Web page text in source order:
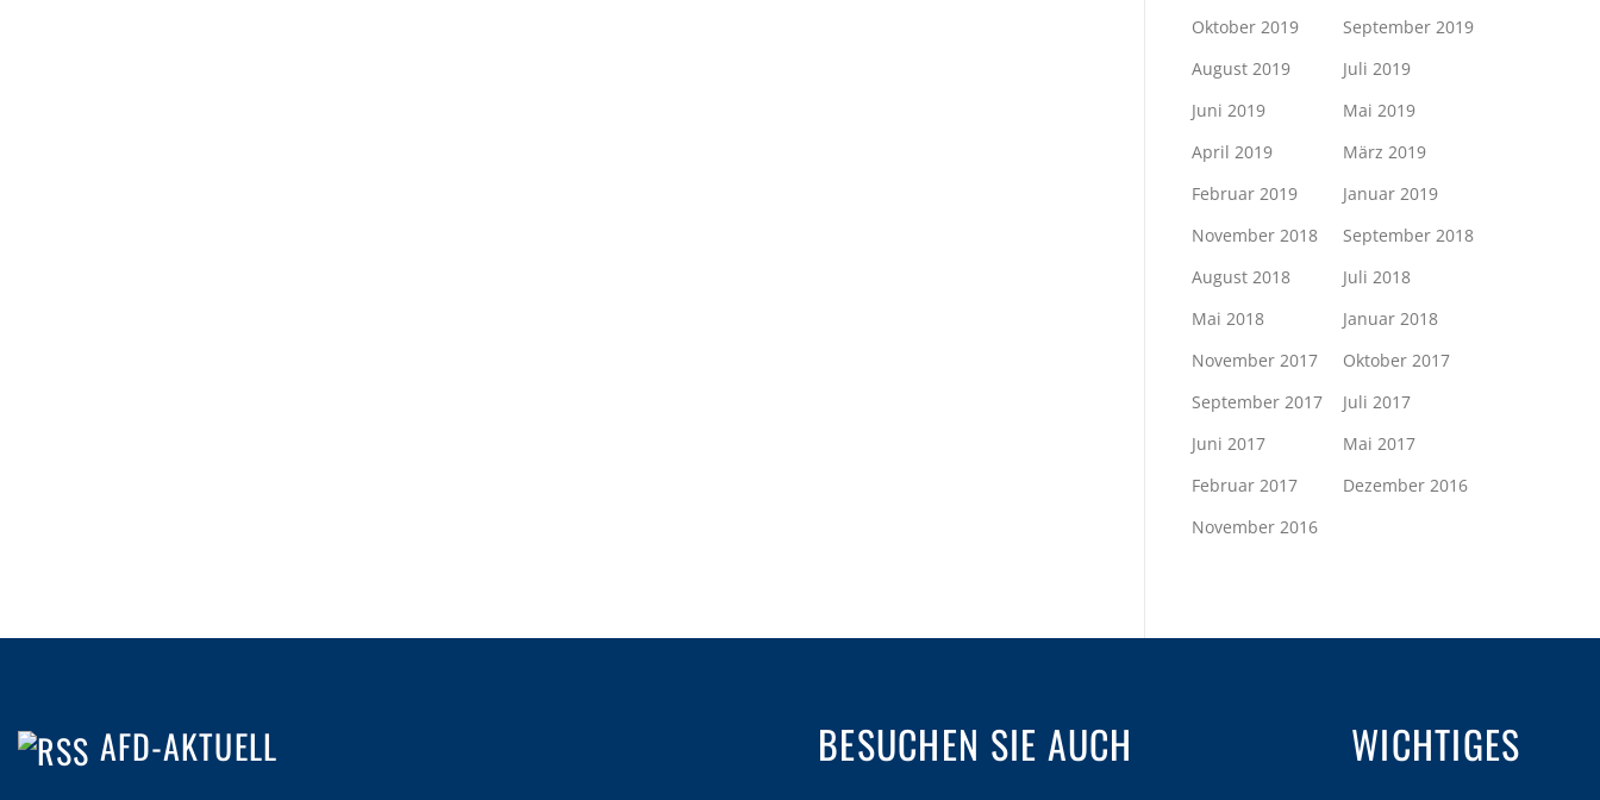
Oktober 2019
September 2019
August 2019
Juli 2019
Juni 2019
Mai 2019
April 2019
März 2019
Februar 2019
Januar 2019
November 2018
September 2018
August 2018
Juli 2018
Mai 2018
Januar 2018
November 2017
Oktober 2017
September 2017
Juli 2017
Juni 2017
Mai 2017
Februar 2017
Dezember 2016
November 2016
AFD-AKTUELL BESUCHEN SIE AUCH WICHTIGES